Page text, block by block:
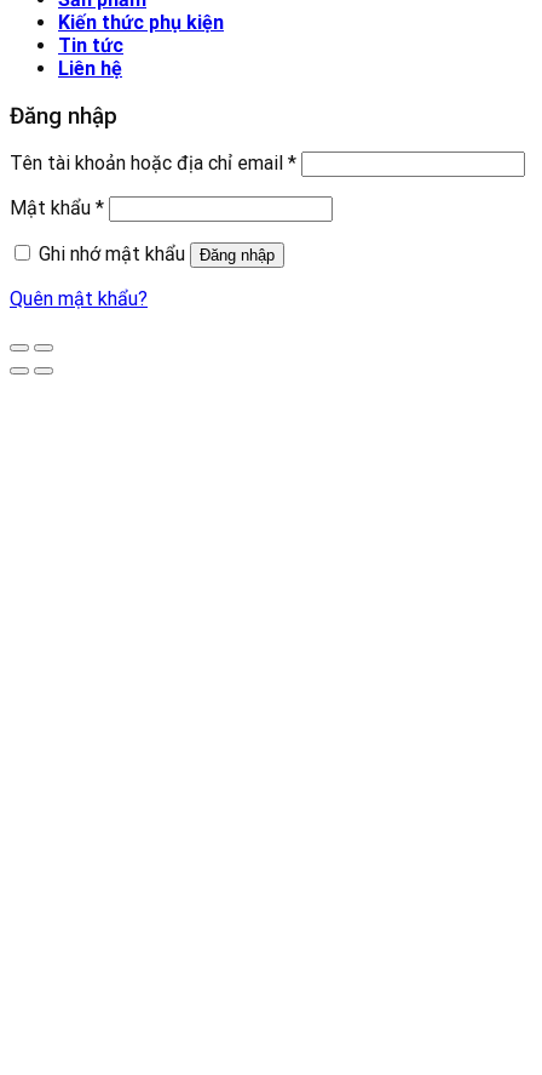
Kiến thức phụ kiện
Tin tức
Liên hệ
Đăng nhập
Tên tài khoản hoặc địa chỉ email *
Mật khẩu *
Ghi nhớ mật khẩu
Đăng nhập
Quên mật khẩu?